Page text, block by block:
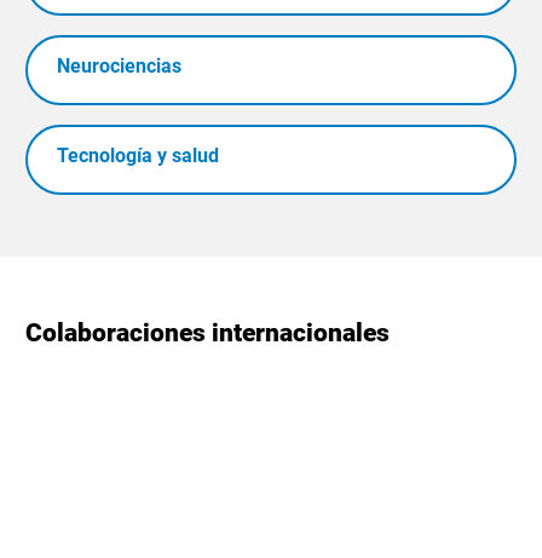
Neurociencias
Tecnología y salud
Colaboraciones internacionales